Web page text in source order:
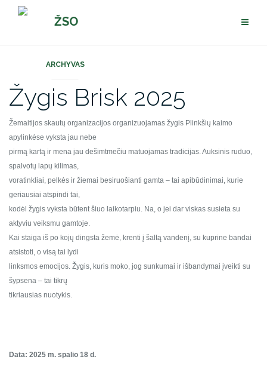
Pereiti
ŽSO
ARCHYVAS
Žygis Brisk 2025
Žemaitijos skautų organizacijos organizuojamas žygis Plinkšių kaimo
apylinkėse vyksta jau nebe
pirmą kartą ir mena jau dešimtmečiu matuojamas tradicijas. Auksinis ruduo,
spalvotų lapų kilimas,
voratinkliai, pelkės ir žiemai besiruošianti gamta – tai apibūdinimai, kurie
geriausiai atspindi tai,
kodėl žygis vyksta būtent šiuo laikotarpiu. Na, o jei dar viskas susieta su
aktyviu veiksmu gamtoje.
Kai staiga iš po kojų dingsta žemė, krenti į šaltą vandenį, su kuprine bandai
atsistoti, o visą tai lydi
linksmos emocijos. Žygis, kuris moko, jog sunkumai ir išbandymai įveikti su
šypsena – tai tikrų
tikriausias nuotykis.
Data: 2025 m. spalio 18 d.